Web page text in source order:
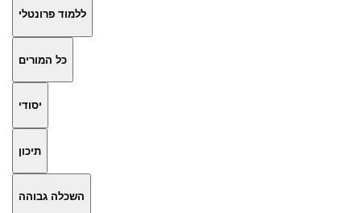
ללמוד פרונטלי
כל המורים
יסודי
תיכון
השכלה גבוהה